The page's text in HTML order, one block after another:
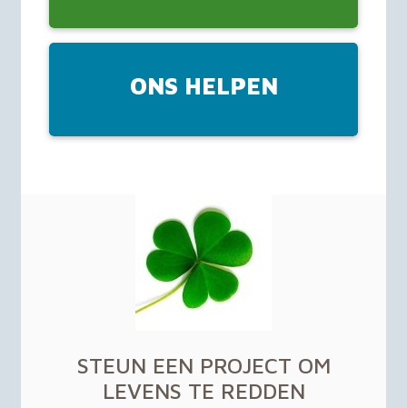
ONS HELPEN
STEUN EEN PROJECT OM
LEVENS TE REDDEN